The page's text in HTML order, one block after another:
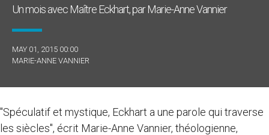
Un mois avec Maître Eckhart, par Marie-Anne Vannier
MAY 01, 2015 00:00
MARIE-ANNE VANNIER
"Spéculatif et mystique, Eckhart a une parole qui traverse
les siècles", écrit Marie-Anne Vannier, théologienne,